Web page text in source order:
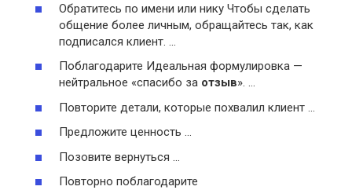
Обратитесь по имени или нику Чтобы сделать
общение более личным, обращайтесь так, как
подписался клиент. …
Поблагодарите Идеальная формулировка —
нейтральное «спасибо за отзыв». …
Повторите детали, которые похвалил клиент …
Предложите ценность …
Позовите вернуться …
Повторно поблагодарите